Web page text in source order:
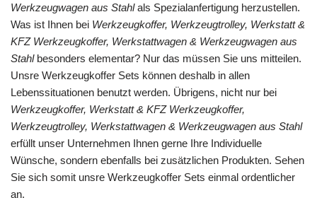
Werkzeugwagen aus Stahlals Spezialanfertigung herzustellen.
Was ist Ihnen bei Werkzeugkoffer, Werkzeugtrolley, Werkstatt &
KFZ Werkzeugkoffer, Werkstattwagen & Werkzeugwagen aus
Stahlbesonders elementar? Nur das müssen Sie uns mitteilen.
Unsre Werkzeugkoffer Sets können deshalb in allen
Lebenssituationen benutzt werden. Übrigens, nicht nur bei
Werkzeugkoffer, Werkstatt & KFZ Werkzeugkoffer,
Werkzeugtrolley, Werkstattwagen & Werkzeugwagen aus Stahl
erfüllt unser Unternehmen Ihnen gerne Ihre Individuelle
Wünsche, sondern ebenfalls bei zusätzlichen Produkten. Sehen
Sie sich somit unsre Werkzeugkoffer Sets einmal ordentlicher
an.